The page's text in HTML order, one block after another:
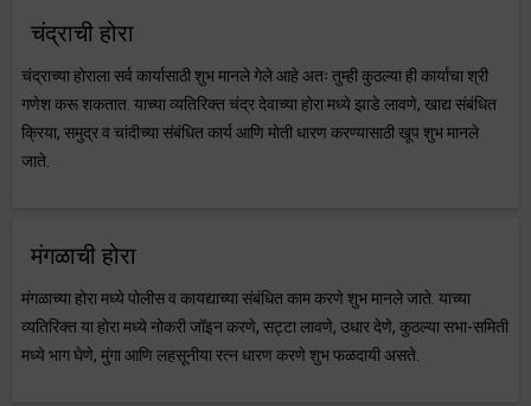
चंद्राची होरा
चंद्राच्या होराला सर्व कार्यासाठी शुभ मानले गेले आहे अतः तुम्ही कुठल्या ही कार्याचा श्री
गणेश करू शकतात. याच्या व्यतिरिक्त चंद्र देवाच्या होरा मध्ये झाडे लावणे, खाद्य संबंधित
क्रिया, समुद्र व चांदीच्या संबंधित कार्य आणि मोती धारण करण्यासाठी खूप शुभ मानले
जाते.
मंगळाची होरा
मंगळाच्या होरा मध्ये पोलीस व कायद्याच्या संबंधित काम करणे शुभ मानले जाते. याच्या
व्यतिरिक्त या होरा मध्ये नोकरी जॉइन करणे, सट्टा लावणे, उधार देणे, कुठल्या सभा-समिती
मध्ये भाग घेणे, मुंगा आणि लहसूनीया रत्न धारण करणे शुभ फळदायी असते.